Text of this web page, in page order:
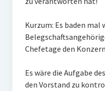
Kurzum: Es baden mal
Chefetage den
Es wäre die Aufgabe
den Vorstand zu